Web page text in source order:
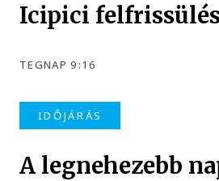
Icipici
TEGNAP 9:16
IDŐJÁRÁS
A legnehezebb